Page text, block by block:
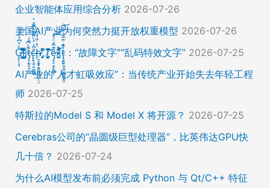
企业智能体应用综合分析 2026-07-26
美国AI产业为何突然力挺开放权重模型 2026-07-26
Ḡ̵̨̠͎̘͕̍̔͆̔͋͑͠ļ̸͍͈͉̞̊̑̃̉̔̍̾̈̚į̵̡̙̯͇̲̱̯̱̒͂͋̄t̴̡̢͕̰̟̙͌̀͆̐͑c̶̨̢̤̞̠̭̮̳̼̠̄͋͗̒̀̋͂͌̃͆͌͑͛ḩ̶̯͙̱̥̟̱̘͖̱̤͕̤̈́͑́̄̉́ͅ ̸̡̡̛̜̣̝̓̀͛̇̂̚T̸̗̞̰̪̤̭͙̹͆̽̌̀̾͝͝ę̴̡̣̠͙̙̱̼̬̣̑͊̅̐̈́̊͠͝͠x̴̪̫͎̓͗͐̃̄̐̀͋͛͐t̴̢̧͍͍̭̠͍̳͚̫̼̭̠̎̋͑͋̅̌͑̌̏͆͘̚͝：“故障文字”“乱码特效文字” 2026-07-25
AI产业的“人才虹吸效应”：当传统产业开始失去年轻工程
师 2026-07-25
特斯拉的Model S 和 Model X 将开源？ 2026-07-25
Cerebras公司的“晶圆级巨型处理器”，比英伟达GPU快
几十倍？ 2026-07-24
为什么AI模型发布前必须完成 Python 与 Qt/C++ 特征